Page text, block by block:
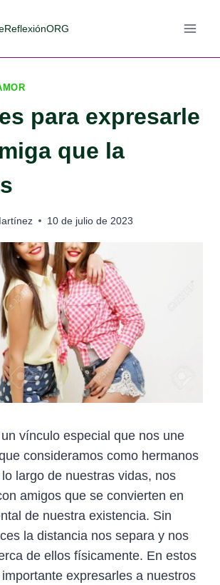
para expresarle
que la
10 de julio de 2023
vínculo especial que nos une
consideramos como hermanos
largo de nuestras vidas, nos
amigos que se convierten en
de nuestra existencia. Sin
la distancia nos separa y nos
de ellos físicamente. En estos
expresarles a nuestros